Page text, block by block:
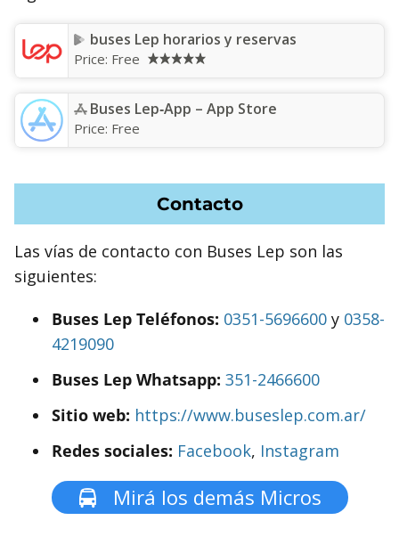
buses Lep horarios y reservas
Price: Free
Buses Lep‑App – App Store
Price: Free
Contacto
Las vías de contacto con Buses Lep son las
siguientes:
Buses Lep Teléfonos: 0351-5696600 y 0358-
4219090
Buses Lep Whatsapp: 351-2466600
Sitio web: https://www.buseslep.com.ar/
Redes sociales: Facebook, Instagram
Mirá los demás Micros